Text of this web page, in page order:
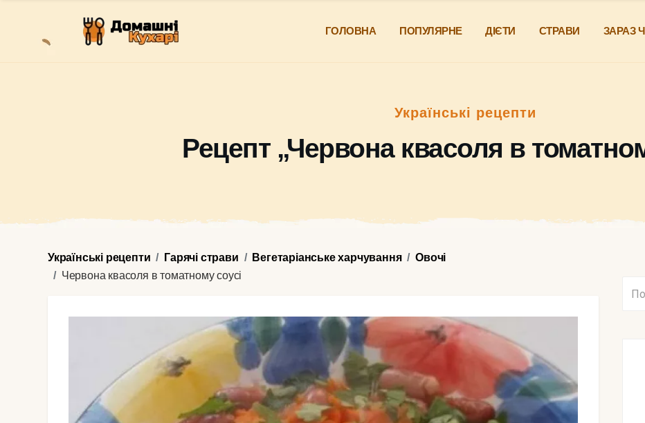
ГОЛОВНА ПОПУЛЯРНЕ ДІЄТИ СТРАВИ ЗАРАЗ
Українські рецепти
Рецепт „Червона квасоля в
Українські рецепти Гарячі страви Вегетаріанське харчування
Овочі
Червона квасоля в томатному соусі